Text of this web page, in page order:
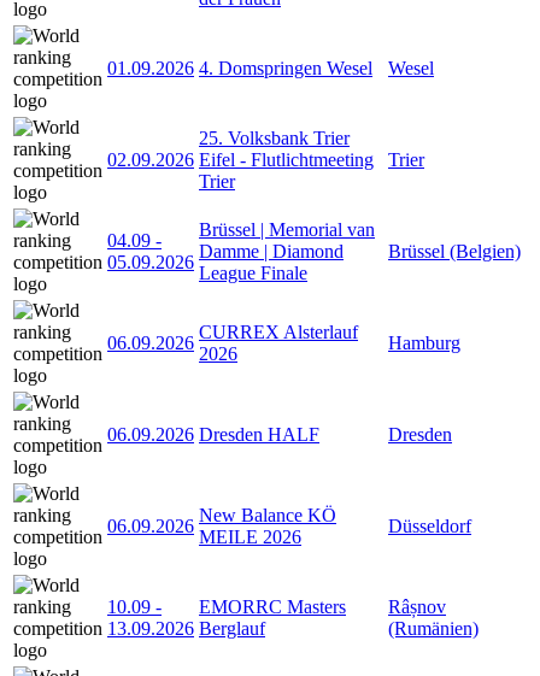
01.09.2026 4. Domspringen Wesel Wesel
02.09.2026
25. Volksbank Trier
Eifel - Flutlichtmeeting
Trier
Trier
04.09 -
05.09.2026
Brüssel | Memorial van
Damme | Diamond
League Finale
Brüssel (Belgien)
06.09.2026
CURREX Alsterlauf
2026
Hamburg
06.09.2026 Dresden HALF Dresden
06.09.2026
New Balance KÖ
MEILE 2026
Düsseldorf
10.09 -
13.09.2026
EMORRC Masters
Berglauf
Râșnov
(Rumänien)